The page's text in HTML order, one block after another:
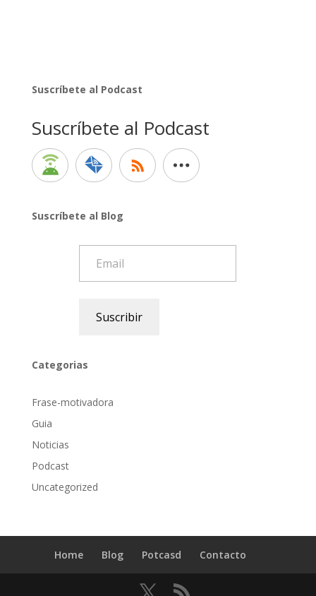
Suscríbete al Podcast
Suscríbete al Podcast
Suscríbete al Blog
Suscribir
Categorias
Frase-motivadora
Guia
Noticias
Podcast
Uncategorized
Home Blog Potcasd Contacto